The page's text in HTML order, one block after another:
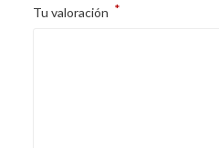
Tu valoración *